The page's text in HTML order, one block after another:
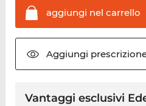
aggiungi nel carrello
Aggiungi
Vantaggi esclusivi